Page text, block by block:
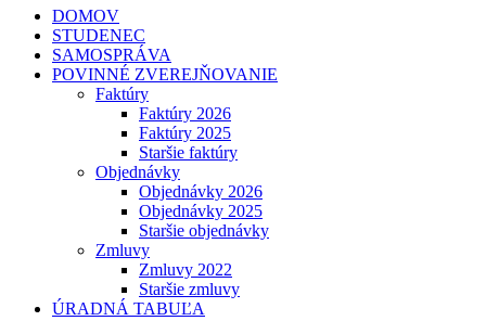
DOMOV
STUDENEC
SAMOSPRÁVA
POVINNÉ ZVEREJŇOVANIE
Faktúry
Faktúry 2026
Faktúry 2025
Staršie faktúry
Objednávky
Objednávky 2026
Objednávky 2025
Staršie objednávky
Zmluvy
Zmluvy 2022
Staršie zmluvy
ÚRADNÁ TABUĽA